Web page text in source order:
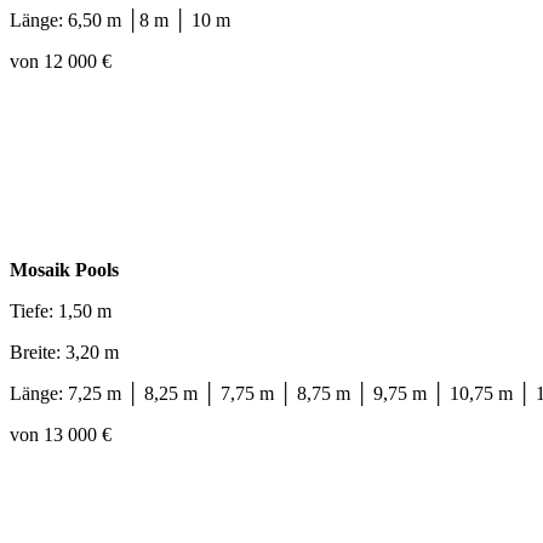
Länge: 6,50 m │8 m │ 10 m
von 12 000 €
Mosaik Pools
Tiefe: 1,50 m
Breite: 3,20 m
Länge: 7,25 m │ 8,25 m │ 7,75 m │ 8,75 m │ 9,75 m │ 10,75 m │
von 13 000 €